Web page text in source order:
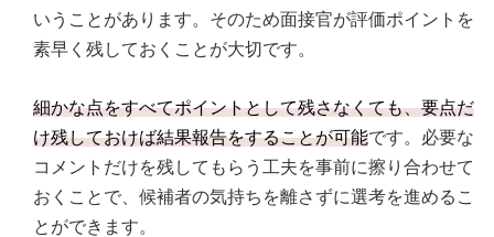
いうことがあります。そのため面接官が評価ポイントを
素早く残しておくことが大切です。
細かな点をすべてポイントとして残さなくても、要点だ
け残しておけば結果報告をすることが可能です。必要な
コメントだけを残してもらう工夫を事前に擦り合わせて
おくことで、候補者の気持ちを離さずに選考を進めるこ
とができます。